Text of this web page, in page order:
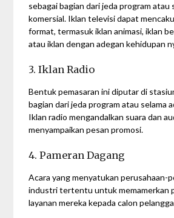
sebagai bagian dari jeda program atau
komersial. Iklan televisi dapat
format, termasuk iklan animasi, iklan
atau iklan dengan adegan kehidupan
3. Iklan Radio
Bentuk pemasaran ini diputar di
bagian dari jeda program atau selama
Iklan radio mengandalkan suara dan
menyampaikan pesan promosi.
4. Pameran Dagang
Acara yang menyatukan perusahaan-
industri tertentu untuk memamerkan
layanan mereka kepada calon